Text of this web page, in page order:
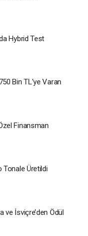
Hybrid Test
Bin TL’ye Varan
Finansman
Tonale Üretildi
ve İsviçre’den Ödül